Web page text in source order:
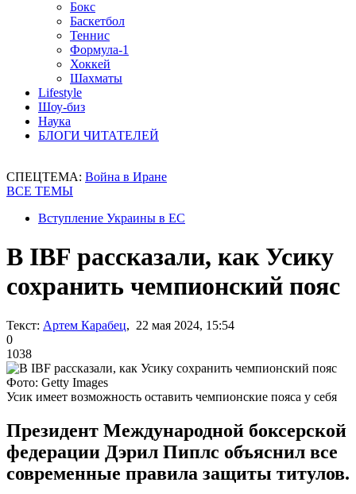
Бокс
Баскетбол
Теннис
Формула-1
Хоккей
Шахматы
Lifestyle
Шоу-биз
Наука
БЛОГИ ЧИТАТЕЛЕЙ
СПЕЦТЕМА: Война в Иране
ВСЕ ТЕМЫ
Вступление Украины в ЕС
В IBF рассказали, как Усику
сохранить чемпионский пояс
Текст: Артем Карабец, 22 мая 2024, 15:54
0
1038
Фото: Getty Images
Усик имеет возможность оставить чемпионские пояса у себя
Президент Международной боксерской
федерации Дэрил Пиплс объяснил все
современные правила защиты титулов.